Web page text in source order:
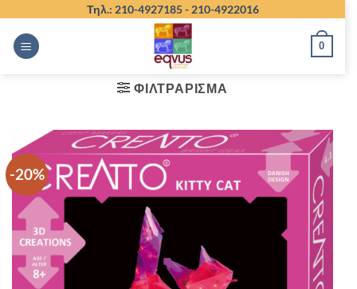
περιεχόμενο
Τηλ.: 210-4927185 - 210-4922016
0
ΦΙΛΤΡΆΡΙΣΜΑ
-20%